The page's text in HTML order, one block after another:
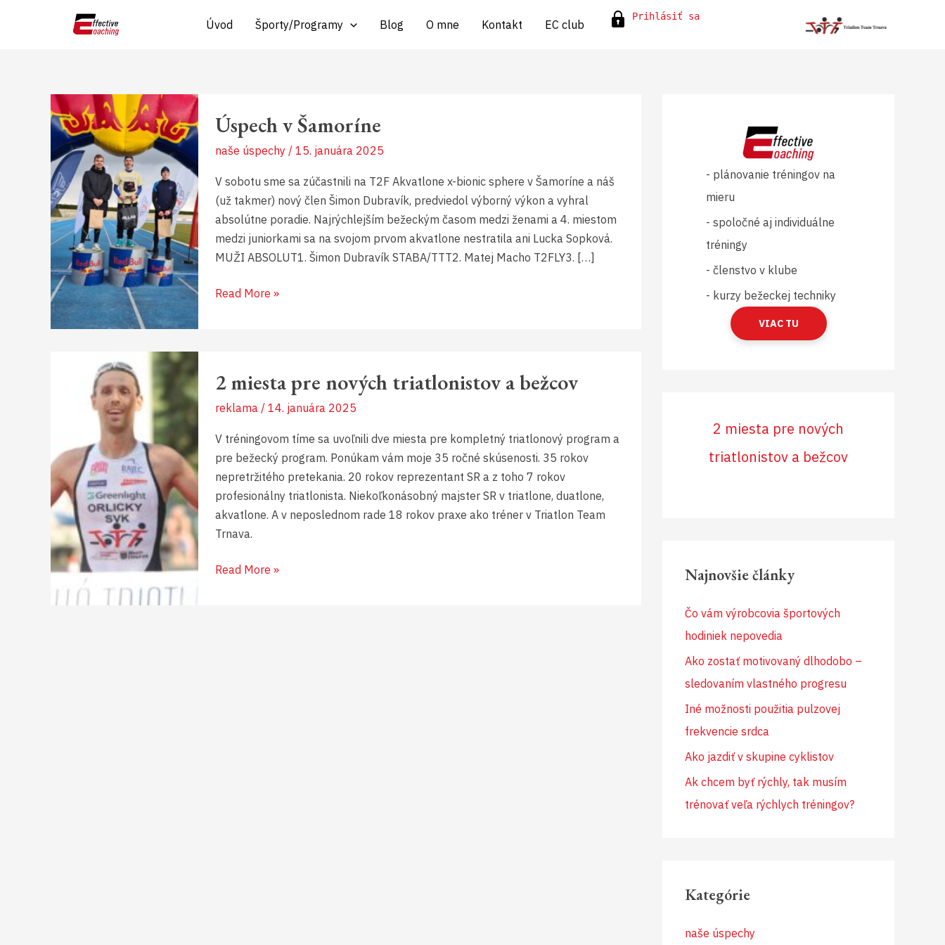
Úvod Športy/Programy Blog O mne Kontakt EC club
Prihlásiť sa
Úspech v Šamoríne
naše úspechy / 15. januára 2025
V sobotu sme sa zúčastnili na T2F Akvatlone x-bionic sphere v Šamoríne a náš
(už takmer) nový člen Šimon Dubravík, predviedol výborný výkon a vyhral
absolútne poradie. Najrýchlejším bežeckým časom medzi ženami a 4. miestom
medzi juniorkami sa na svojom prvom akvatlone nestratila ani Lucka Sopková.
MUŽI ABSOLUT1. Šimon Dubravík STABA/TTT2. Matej Macho T2FLY3. […]
v
Šamoríne
Read More »
2 miesta pre nových triatlonistov a bežcov
reklama / 14. januára 2025
V tréningovom tíme sa uvoľnili dve miesta pre kompletný triatlonový program a
pre bežecký program. Ponúkam vám moje 35 ročné skúsenosti. 35 rokov
nepretržitého pretekania. 20 rokov reprezentant SR a z toho 7 rokov
profesionálny triatlonista. Niekoľkonásobný majster SR v triatlone, duatlone,
akvatlone. A v neposlednom rade 18 rokov praxe ako tréner v Triatlon Team
Trnava.
miesta
nových
triatlonistov
a
bežcov
Read More »
- plánovanie tréningov na
mieru
- spoločné aj individuálne
tréningy
- členstvo v klube
- kurzy bežeckej techniky
VIAC TU
2 miesta pre nových
triatlonistov a bežcov
Najnovšie články
Čo vám výrobcovia športových
hodiniek nepovedia
Ako zostať motivovaný dlhodobo –
sledovaním vlastného progresu
Iné možnosti použitia pulzovej
frekvencie srdca
Ako jazdiť v skupine cyklistov
Ak chcem byť rýchly, tak musím
trénovať veľa rýchlych tréningov?
Kategórie
naše úspechy